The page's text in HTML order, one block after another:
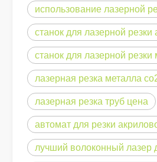
Что такое лазерная резка? Наука среза
Что такое лазерная резка?
использование лазерной
станок для лазерной
станок для лазерной резки
лазерная резка металла
лазерная резка труб цена
автомат для резки
лучший волоконный лазер